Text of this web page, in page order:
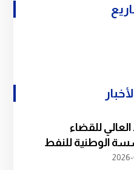
للقضاء
الوطنية للنفط
التعاون في